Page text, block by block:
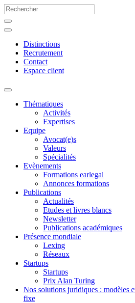
Distinctions
Recrutement
Contact
Espace client
Thématiques
Activités
Expertises
Equipe
Avocat(e)s
Valeurs
Spécialités
Evènements
Formations earlegal
Annonces formations
Publications
Actualités
Etudes et livres blancs
Newsletter
Publications académiques
Présence mondiale
Lexing
Réseaux
Startups
Startups
Prix Alan Turing
Nos solutions juridiques : modèles
fixe